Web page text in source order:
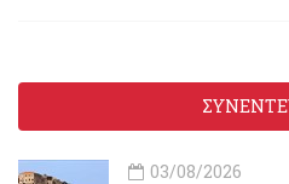
03/08/2026